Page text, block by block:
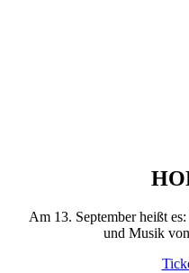
Am 13. September heißt
und Musik